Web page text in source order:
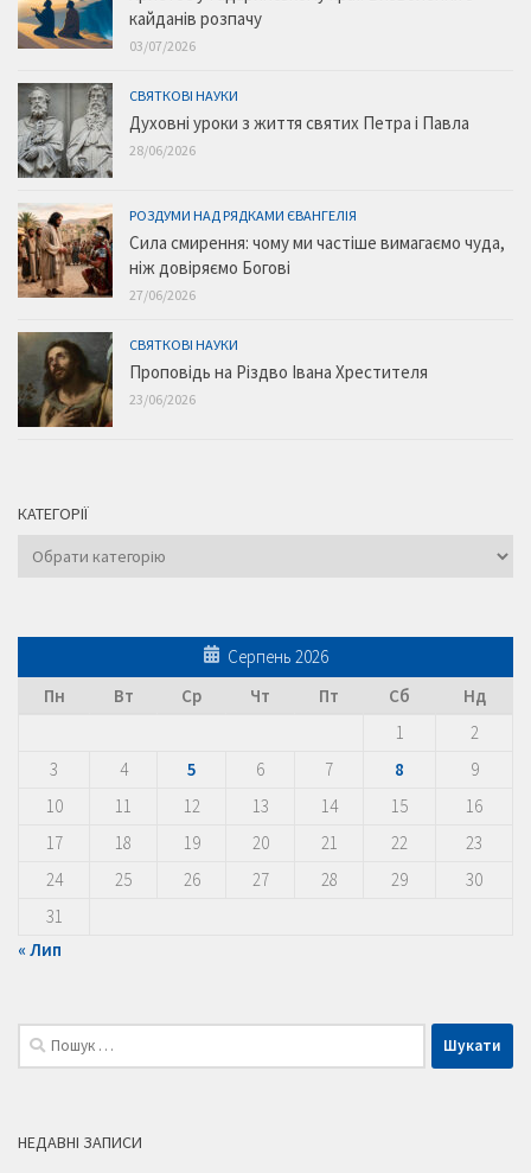
кайданів розпачу
03/07/2026
СВЯТКОВІ НАУКИ
Духовні уроки з життя святих Петра і Павла
28/06/2026
РОЗДУМИ НАД РЯДКАМИ ЄВАНГЕЛІЯ
Сила смирення: чому ми частіше вимагаємо чуда,
ніж довіряємо Богові
27/06/2026
СВЯТКОВІ НАУКИ
Проповідь на Різдво Івана Хрестителя
23/06/2026
КАТЕГОРІЇ
Категорії
Серпень 2026
Пн
Вт Ср Чт Пт Сб
Нд
1
2
3
4 5 6 7 8
9
10
11 12 13 14 15
16
17
18 19 20 21 22
23
24
25 26 27 28 29
30
31
« Лип
Пошук:
НЕДАВНІ ЗАПИСИ